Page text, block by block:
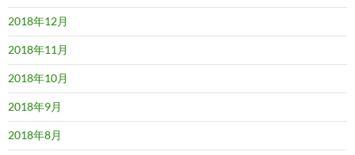
2018年12月
2018年11月
2018年10月
2018年9月
2018年8月